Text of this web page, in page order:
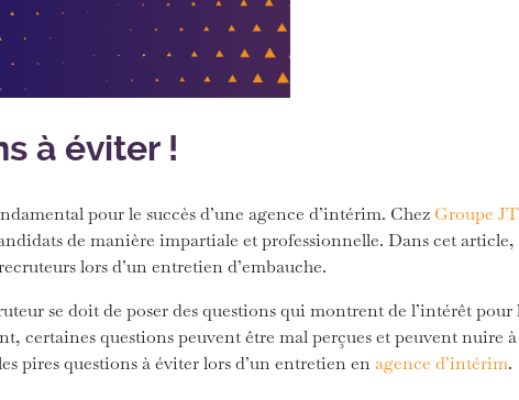
à éviter !
pour le succès d’une agence d’intérim. Chez Groupe
de manière impartiale et professionnelle. Dans cet
lors d’un entretien d’embauche.
se doit de poser des questions qui montrent de l’intérêt pour
certaines questions peuvent être mal perçues et peuvent nuire à
pires questions à éviter lors d’un entretien enagence d’intérim.